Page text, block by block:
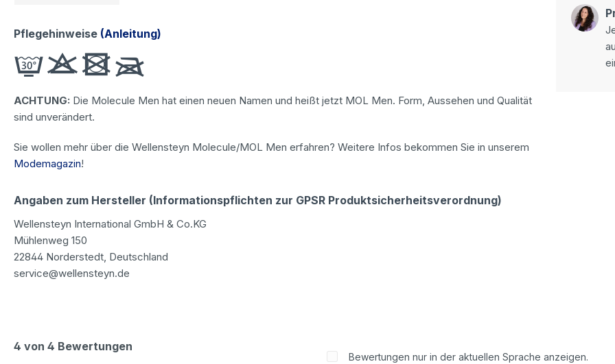
Pflegehinweise (Anleitung)
ACHTUNG: Die Molecule Men hat einen neuen Namen und heißt jetzt MOL Men. Form, Aussehen und Qualität
sind unverändert.
Sie wollen mehr über die Wellensteyn Molecule/MOL Men erfahren? Weitere Infos bekommen Sie in unserem
Modemagazin!
Angaben zum Hersteller (Informationspflichten zur GPSR Produktsicherheitsverordnung)
Wellensteyn International GmbH & Co.KG
Mühlenweg 150
22844 Norderstedt, Deutschland
service@wellensteyn.de
4 von 4 Bewertungen
Bewertungen nur in der aktuellen Sprache anzeigen.